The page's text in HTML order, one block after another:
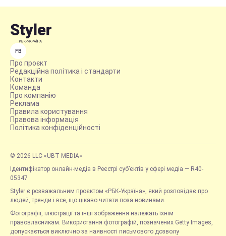
FB
Про проєкт
Редакційна політика і стандарти
Контакти
Команда
Про компанію
Реклама
Правила користування
Правова інформація
Політика конфіденційності
© 2026 LLC «UBT MEDIA»
Ідентифікатор онлайн-медіа в Реєстрі суб’єктів у сфері медіа — R40-
05347
Styler є розважальним проєктом «РБК-Україна», який розповідає про
людей, тренди і все, що цікаво читати поза новинами.
Фотографії, ілюстрації та інші зображення належать їхнім
правовласникам. Використання фотографій, позначених Getty Images,
допускається виключно за наявності письмового дозволу